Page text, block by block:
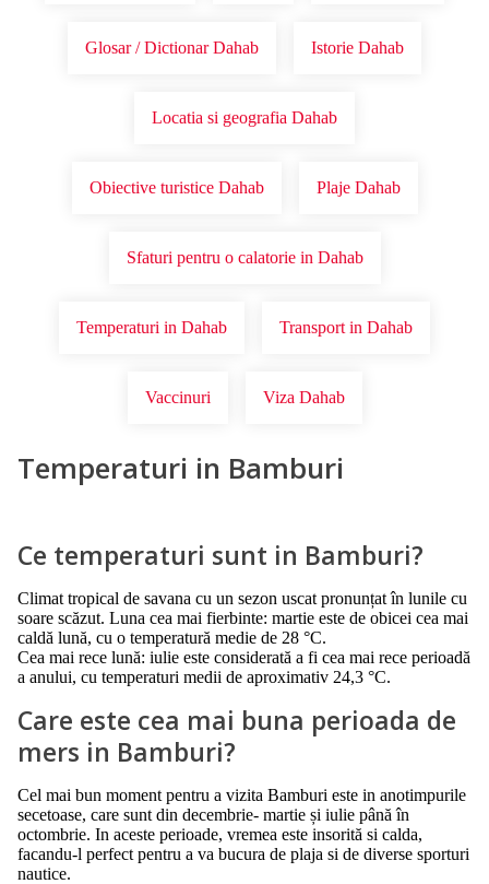
Glosar / Dictionar Dahab Istorie Dahab
Locatia si geografia Dahab
Obiective turistice Dahab Plaje Dahab
Sfaturi pentru o calatorie in Dahab
Temperaturi in Dahab Transport in Dahab
Vaccinuri Viza Dahab
Temperaturi in Bamburi
Ce temperaturi sunt in Bamburi?
Climat tropical de savana cu un sezon uscat pronunțat în lunile cu
soare scăzut. Luna cea mai fierbinte: martie este de obicei cea mai
caldă lună, cu o temperatură medie de 28 °C.
Cea mai rece lună: iulie este considerată a fi cea mai rece perioadă
a anului, cu temperaturi medii de aproximativ 24,3 °C.
Care este cea mai buna perioada de
mers in Bamburi?
Cel mai bun moment pentru a vizita Bamburi este in anotimpurile
secetoase, care sunt din decembrie- martie și iulie până în
octombrie. In aceste perioade, vremea este insorită si calda,
facandu-l perfect pentru a va bucura de plaja si de diverse sporturi
nautice.